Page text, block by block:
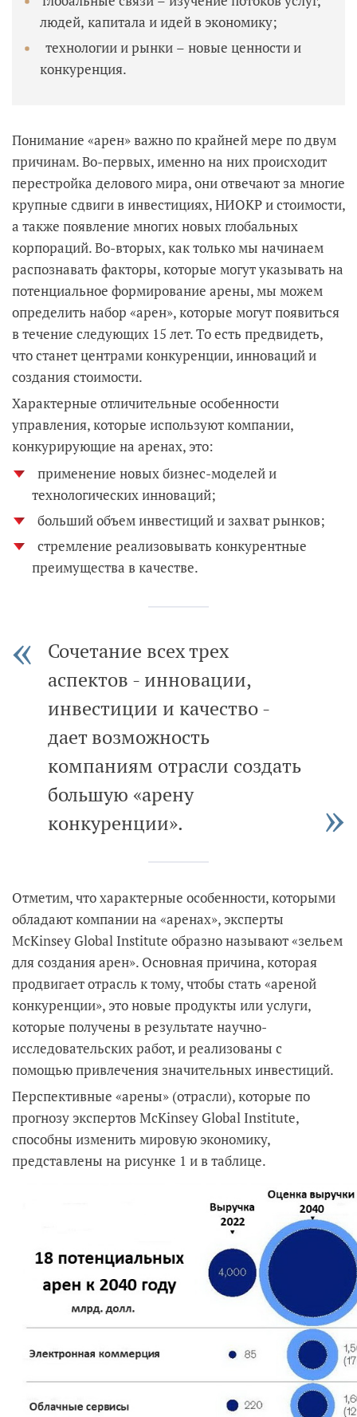
людей, капитала и идей в экономику;
конкуренция.
Понимание «арен» важно по крайней мере по двум
причинам. Во-первых, именно на них происходит
перестройка делового мира, они отвечают за многие
крупные сдвиги в инвестициях, НИОКР и стоимости,
а также появление многих новых глобальных
корпораций. Во-вторых, как только мы начинаем
распознавать факторы, которые могут указывать на
потенциальное формирование арены, мы можем
определить набор «арен», которые могут появиться
в течение следующих 15 лет. То есть предвидеть,
что станет центрами конкуренции, инноваций и
создания стоимости.
Характерные отличительные особенности
управления, которые используют компании,
конкурирующие на аренах, это:
применение новых бизнес-моделей и
технологических инноваций;
больший объем инвестиций и захват рынков;
стремление реализовывать конкурентные
преимущества в качестве.
Сочетание всех трех
аспектов - инновации,
инвестиции и качество -
дает возможность
компаниям отрасли создать
большую «арену
конкуренции».
Отметим, что характерные особенности, которыми
обладают компании на «аренах», эксперты
McKinsey Global Institute образно называют «зельем
для создания арен». Основная причина, которая
продвигает отрасль к тому, чтобы стать «ареной
конкуренции», это новые продукты или услуги,
которые получены в результате научно-
исследовательских работ, и реализованы с
помощью привлечения значительных инвестиций.
Перспективные «арены» (отрасли), которые по
прогнозу экспертов McKinsey Global Institute,
способны изменить мировую экономику,
представлены на рисунке 1 и в таблице.